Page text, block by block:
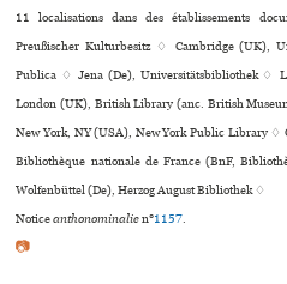
11 localisations dans des établissements
Preußischer Kulturbesitz ♢ Cambridge (UK),
Publica ♢ Jena (De), Universitätsbibliothek ♢
London (UK), British Library (anc. British
New York, NY (USA), New York Public Library
Bibliothèque nationale de France (BnF,
Wolfenbüttel (De), Herzog August Bibliothek ♢
Noticeanthonominalien°1157.
📷